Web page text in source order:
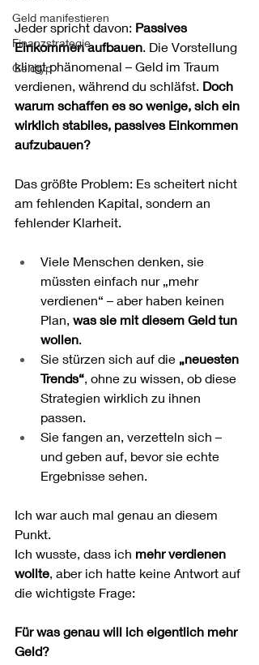
Geld manifestieren
Finanzstrategie
Geldtyp
Jeder spricht davon: Passives
Einkommen aufbauen. Die Vorstellung
klingt phänomenal – Geld im Traum
verdienen, während du schläfst. Doch
warum schaffen es so wenige, sich ein
wirklich stabiles, passives Einkommen
aufzubauen?
Das größte Problem: Es scheitert nicht
am fehlenden Kapital, sondern an
fehlender Klarheit.
Viele Menschen denken, sie
müssten einfach nur „mehr
verdienen“ – aber haben keinen
Plan, was sie mit diesem Geld tun
wollen.
Sie stürzen sich auf die „neuesten
Trends“, ohne zu wissen, ob diese
Strategien wirklich zu ihnen
passen.
Sie fangen an, verzetteln sich –
und geben auf, bevor sie echte
Ergebnisse sehen.
Ich war auch mal genau an diesem
Punkt.
Ich wusste, dass ich mehr verdienen
wollte, aber ich hatte keine Antwort auf
die wichtigste Frage:
Für was genau will ich eigentlich mehr
Geld?